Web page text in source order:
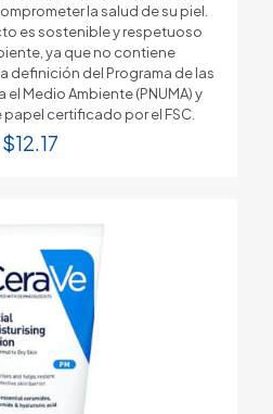
la salud de su piel.
es sostenible y respetuoso
ya que no contiene
definición del Programa de las
Medio Ambiente (PNUMA) y
certificado por el FSC.
$12.17